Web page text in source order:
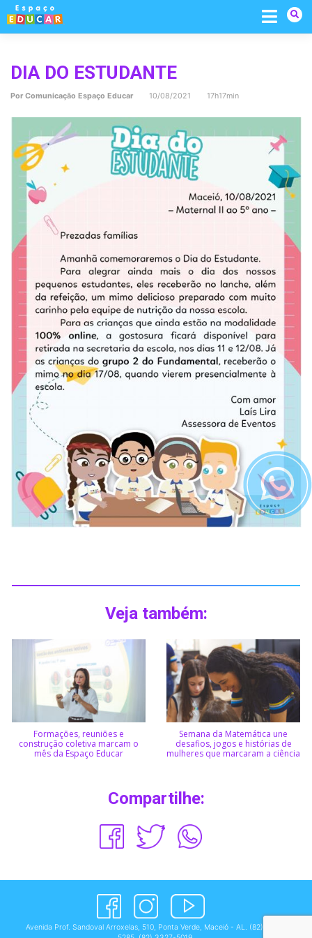
Skip
content
DIA DO ESTUDANTE
Por Comunicação Espaço Educar 10/08/2021 17h17min
Veja também:
Formações, reuniões e
construção coletiva marcam o
mês da Espaço Educar
Semana da Matemática une
desafios, jogos e histórias de
mulheres que marcaram a ciência
Compartilhe:
Avenida Prof. Sandoval Arroxelas, 510, Ponta Verde, Maceió - AL. (82) 3327-